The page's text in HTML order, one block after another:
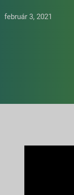
február 3, 2021